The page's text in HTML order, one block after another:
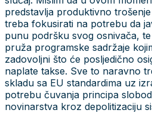
predstavlja produktivno
treba fokusirati na potrebu da
punu podršku svog osnivača,
pruža programske sadržaje
zadovoljni što će posljedično
naplate takse. Sve to naravno
skladu sa EU standardima uz
potrebu čuvanja principa
novinarstva kroz depolitizaciju